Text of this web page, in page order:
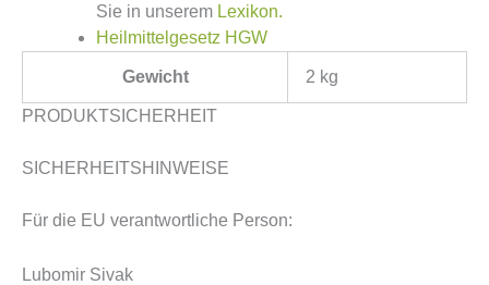
Sie in unserem Lexikon.
Heilmittelgesetz HGW
Gewicht 2 kg
PRODUKTSICHERHEIT
SICHERHEITSHINWEISE
Für die EU verantwortliche Person:
Lubomir Sivak